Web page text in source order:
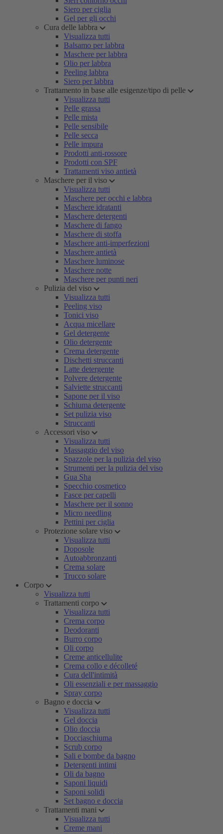
Siero per ciglia
Gel per gli occhi
Cura delle labbra
Visualizza tutti
Balsamo per labbra
Maschere per labbra
Olio per labbra
Peeling labbra
Siero per labbra
Trattamento in base alle esigenze/tipo di pelle
Visualizza tutti
Pelle grassa
Pelle mista
Pelle sensibile
Pelle secca
Pelle impura
Prodotti anti-rossore
Prodotti con SPF
Trattamenti viso antietà
Maschere per il viso
Visualizza tutti
Maschere per occhi e labbra
Maschere idratanti
Maschere detergenti
Maschere di fango
Maschere di stoffa
Maschere anti-imperfezioni
Maschere antietà
Maschere luminose
Maschere notte
Maschere per punti neri
Pulizia del viso
Visualizza tutti
Peeling viso
Tonici viso
Acqua micellare
Gel detergente
Olio detergente
Crema detergente
Dischetti struccanti
Latte detergente
Polvere detergente
Salviette struccanti
Sapone per il viso
Schiuma detergente
Set pulizia viso
Struccanti
Accessori viso
Visualizza tutti
Massaggio del viso
Spazzole per la pulizia del viso
Strumenti per la pulizia del viso
Gua Sha
Specchio cosmetico
Fasce per capelli
Maschere per il sonno
Micro needling
Pettini per ciglia
Protezione solare viso
Visualizza tutti
Doposole
Autoabbronzanti
Crema solare
Trucco solare
Corpo
Visualizza tutti
Trattamenti corpo
Visualizza tutti
Crema corpo
Deodoranti
Burro corpo
Oli corpo
Creme anticellulite
Crema collo e décolleté
Cura dell'intimità
Oli essenziali e per massaggio
Spray corpo
Bagno e doccia
Visualizza tutti
Gel doccia
Olio doccia
Docciaschiuma
Scrub corpo
Sali e bombe da bagno
Detergenti intimi
Oli da bagno
Saponi liquidi
Saponi solidi
Set bagno e doccia
Trattamenti mani
Visualizza tutti
Creme mani